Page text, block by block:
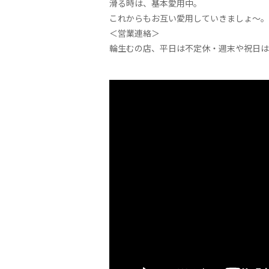
滑る時は、基本愛用中。
これからもお互い愛用していきましょ～。
＜営業連絡＞
輪生むの店、平日は不定休・週末や祝日は